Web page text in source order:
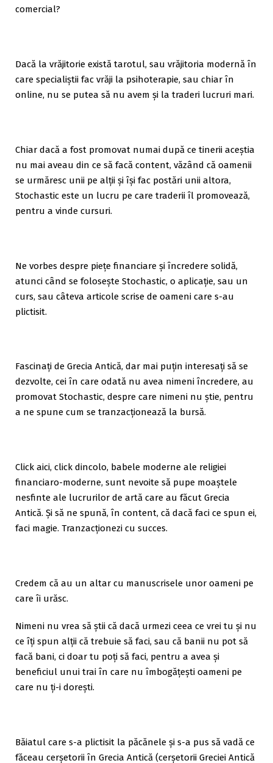
comercial?
Dacă la vrăjitorie există tarotul, sau vrăjitoria modernă în
care specialiștii fac vrăji la psihoterapie, sau chiar în
online, nu se putea să nu avem și la traderi lucruri mari.
Chiar dacă a fost promovat numai după ce tinerii aceștia
nu mai aveau din ce să facă content, văzând că oamenii
se urmăresc unii pe alții și își fac postări unii altora,
Stochastic este un lucru pe care traderii îl promovează,
pentru a vinde cursuri.
Ne vorbes despre piețe financiare și încredere solidă,
atunci când se folosește Stochastic, o aplicație, sau un
curs, sau câteva articole scrise de oameni care s-au
plictisit.
Fascinați de Grecia Antică, dar mai puțin interesați să se
dezvolte, cei în care odată nu avea nimeni încredere, au
promovat Stochastic, despre care nimeni nu știe, pentru
a ne spune cum se tranzacționează la bursă.
Click aici, click dincolo, babele moderne ale religiei
financiaro-moderne, sunt nevoite să pupe moaștele
nesfinte ale lucrurilor de artă care au făcut Grecia
Antică. Și să ne spună, în content, că dacă faci ce spun ei,
faci magie. Tranzacționezi cu succes.
Credem că au un altar cu manuscrisele unor oameni pe
care îi urăsc.
Nimeni nu vrea să știi că dacă urmezi ceea ce vrei tu și nu
ce îți spun alții că trebuie să faci, sau că banii nu pot să
facă bani, ci doar tu poți să faci, pentru a avea și
beneficiul unui trai în care nu îmbogățești oameni pe
care nu ți-i dorești.
Băiatul care s-a plictisit la păcănele și s-a pus să vadă ce
făceau cerșetorii în Grecia Antică (cerșetorii Greciei Antică